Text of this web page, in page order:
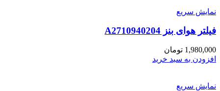
نمایش سریع
فیلتر هوای بنز A2710940204
1,980,000 تومان
افزودن به سبد خرید
نمایش سریع